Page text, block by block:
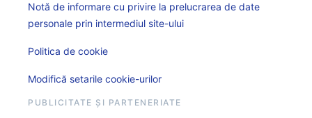
Notă de informare cu privire la prelucrarea de date
personale prin intermediul site-ului
Politica de cookie
Modifică setarile cookie-urilor
PUBLICITATE ȘI PARTENERIATE